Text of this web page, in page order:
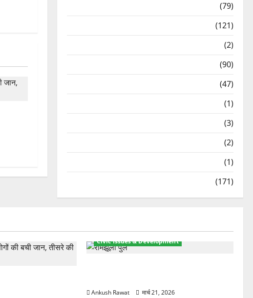
(79)
(121)
(2)
(90)
(47)
(1)
(3)
(2)
(1)
(171)
Civic Issues & Development
Ankush Rawat मार्च 21, 2026